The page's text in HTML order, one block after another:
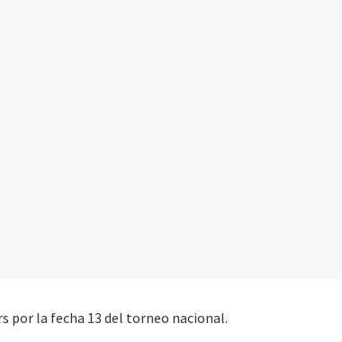
por la fecha 13 del torneo nacional.